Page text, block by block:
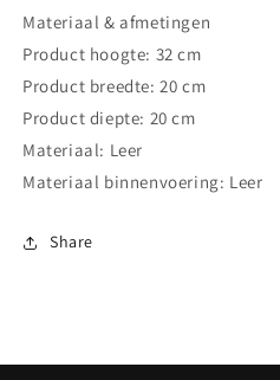
Materiaal & afmetingen
Product hoogte: 32 cm
Product breedte: 20 cm
Product diepte: 20 cm
Materiaal: Leer
Materiaal binnenvoering: Leer
Share